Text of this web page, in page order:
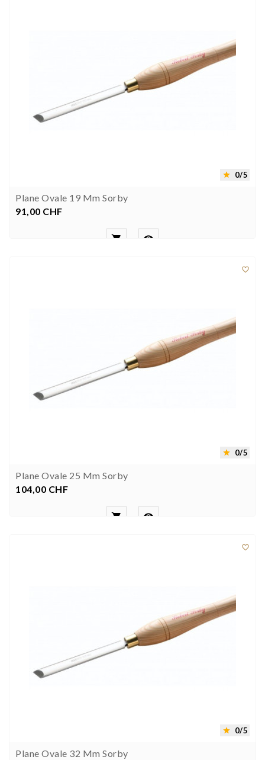
 0/5
Plane Ovale 19 Mm Sorby
Preis
91,00 CHF
 

 0/5
Plane Ovale 25 Mm Sorby
Preis
104,00 CHF
 

 0/5
Plane Ovale 32 Mm Sorby